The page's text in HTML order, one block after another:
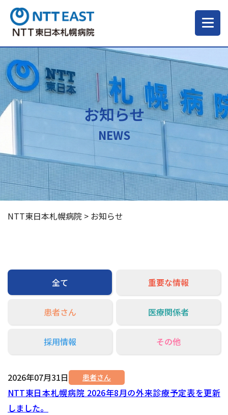
当院について
ご来院される方へ
診療科・部門
医療・介護関係の方
採用情報
お知らせ
NEWS
NTT東日本札幌病院 > お知らせ
全て 重要な情報
患者さん 医療関係者
採用情報 その他
2026年07月31日 患者さん
NTT東日本札幌病院 2026年8月の外来診療予定表を更新
しました。